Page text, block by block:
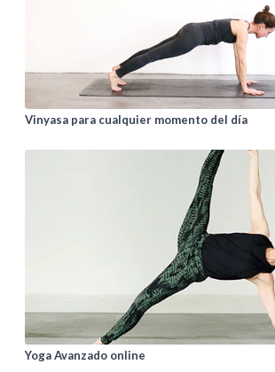
Vinyasa para cualquier momento del día
Yoga Avanzado online